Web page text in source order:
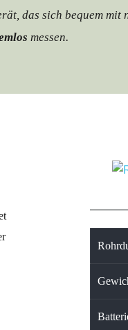
das sich bequem mit
messen.